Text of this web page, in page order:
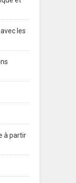
les
à partir